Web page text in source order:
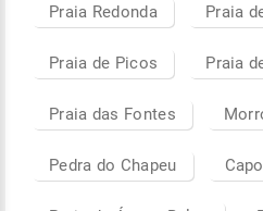
Praia Redonda Praia
Praia de Picos Praia
Praia das Fontes
Pedra do Chapeu